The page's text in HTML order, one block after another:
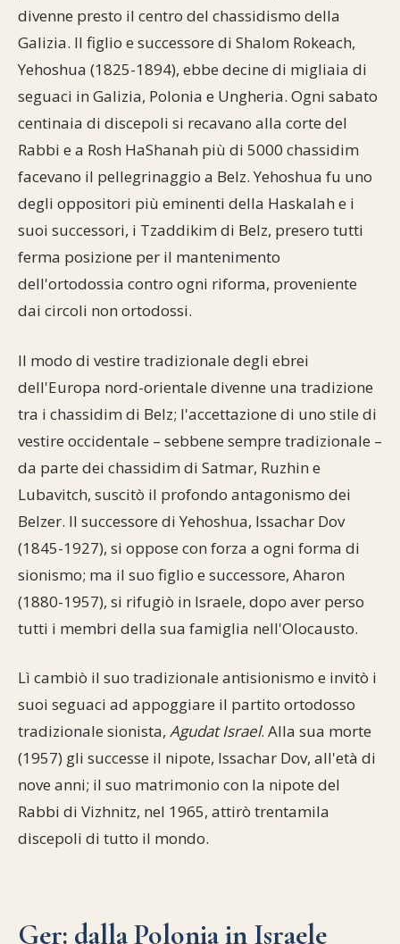
divenne presto il centro del chassidismo della
Galizia. Il figlio e successore di Shalom Rokeach,
Yehoshua (1825-1894), ebbe decine di migliaia di
seguaci in Galizia, Polonia e Ungheria. Ogni sabato
centinaia di discepoli si recavano alla corte del
Rabbi e a Rosh HaShanah più di 5000 chassidim
facevano il pellegrinaggio a Belz. Yehoshua fu uno
degli oppositori più eminenti della Haskalah e i
suoi successori, i Tzaddikim di Belz, presero tutti
ferma posizione per il mantenimento
dell'ortodossia contro ogni riforma, proveniente
dai circoli non ortodossi.
Il modo di vestire tradizionale degli ebrei
dell'Europa nord-orientale divenne una tradizione
tra i chassidim di Belz; l'accettazione di uno stile di
vestire occidentale – sebbene sempre tradizionale –
da parte dei chassidim di Satmar, Ruzhin e
Lubavitch, suscitò il profondo antagonismo dei
Belzer. Il successore di Yehoshua, Issachar Dov
(1845-1927), si oppose con forza a ogni forma di
sionismo; ma il suo figlio e successore, Aharon
(1880-1957), si rifugiò in Israele, dopo aver perso
tutti i membri della sua famiglia nell'Olocausto.
Lì cambiò il suo tradizionale antisionismo e invitò i
suoi seguaci ad appoggiare il partito ortodosso
tradizionale sionista, Agudat Israel. Alla sua morte
(1957) gli successe il nipote, Issachar Dov, all'età di
nove anni; il suo matrimonio con la nipote del
Rabbi di Vizhnitz, nel 1965, attirò trentamila
discepoli di tutto il mondo.
Ger: dalla Polonia in Israele